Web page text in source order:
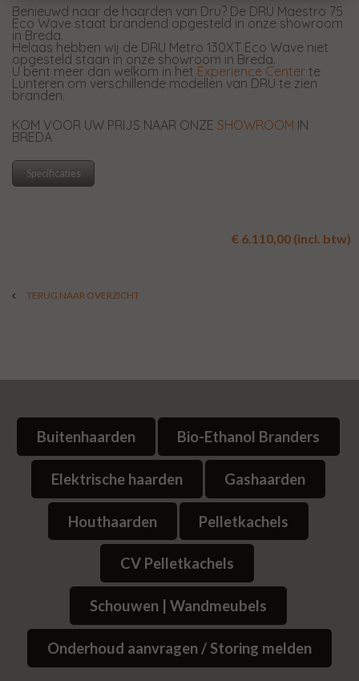
Benieuwd naar de haarden van Dru? De DRU Maestro 75
Eco Wave staat brandend opgesteld in onze showroom
in Breda.
Helaas hebben wij de DRU Metro 130XT Eco Wave niet
opgesteld staan in onze showroom in Breda.
U bent meer dan welkom in het Experience Center te
Lunteren om verschillende modellen van DRU te zien
branden.
KOM VOOR UW PRIJS NAAR ONZE SHOWROOM IN
BREDA
Specificaties
€ 6.110,00 (incl. btw)
TERUG NAAR OVERZICHT
Buitenhaarden Bio-Ethanol Branders
Elektrische haarden Gashaarden
Houthaarden Pelletkachels
CV Pelletkachels
Schouwen | Wandmeubels
Onderhoud aanvragen / Storing melden